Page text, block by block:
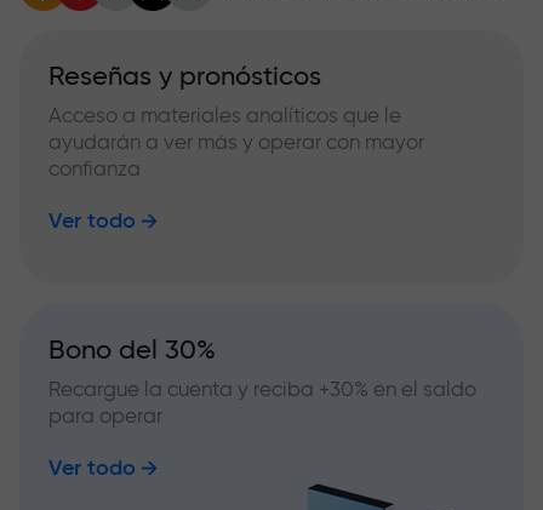
Reseñas y pronósticos
Acceso a materiales analíticos que le
ayudarán a ver más y operar con mayor
confianza
Ver todo
Bono del 30%
Recargue la cuenta y reciba +30% en el saldo
para operar
Ver todo